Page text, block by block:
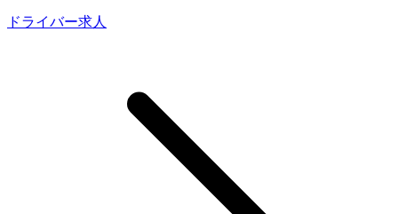
ドライバー求人